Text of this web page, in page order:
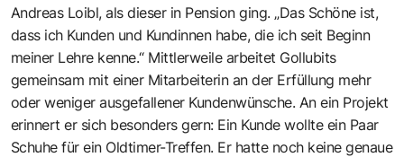
Andreas Loibl, als dieser in Pension ging. „Das Schöne ist,
dass ich Kunden und Kundinnen habe, die ich seit Beginn
meiner Lehre kenne.“ Mittlerweile arbeitet Gollubits
gemeinsam mit einer Mitarbeiterin an der Erfüllung mehr
oder weniger ausgefallener Kundenwünsche. An ein Projekt
erinnert er sich besonders gern: Ein Kunde wollte ein Paar
Schuhe für ein Oldtimer-Treffen. Er hatte noch keine genaue